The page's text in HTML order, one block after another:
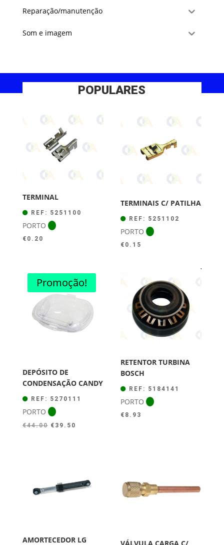
Reparação/manutenção
Som e imagem
POPULARES
TERMINAL
REF: 5251100
PORTO
€ 0.20
TERMINAIS C/ PATILHA
REF: 5251102
PORTO
€ 0.15
Promoção!
DEPÓSITO DE
CONDENSAÇÃO CANDY
REF: 5270111
PORTO
€44.00 O
€ 39.50
RETENTOR TURBINA
BOSCH
REF: 5184141
PORTO
€ 8.93
AMORTECEDOR LG